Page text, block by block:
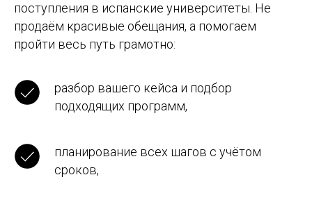
поступления в испанские университеты. Не
продаём красивые обещания, а помогаем
пройти весь путь грамотно:
разбор вашего кейса и подбор
подходящих программ,
планирование всех шагов с учётом
сроков,
Deseo recibir comunicaciones comerciales y
ofertas especiales de Study Barcelona. Я хочу
получать информационные рассылки и
спецпредложения от Study Barcelona.